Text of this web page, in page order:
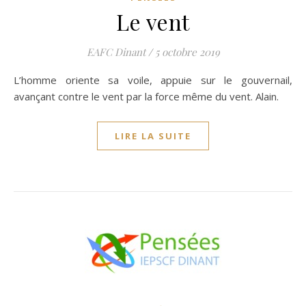
Le vent
EAFC Dinant / 5 octobre 2019
L’homme oriente sa voile, appuie sur le gouvernail,
avançant contre le vent par la force même du vent. Alain.
LIRE LA SUITE